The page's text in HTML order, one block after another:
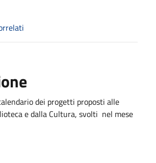
dei progetti proposti alle
e dalla Cultura, svolti nel mese